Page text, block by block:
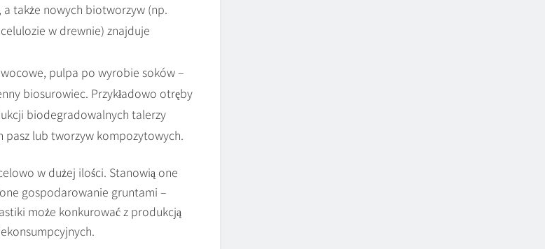
także nowych biotworzyw (np.
w drewnie) znajduje
pulpa po wyrobie soków –
biosurowiec. Przykładowo otręby
biodegradowalnych talerzy
pasz lub tworzyw kompozytowych.
w dużej ilości. Stanowią one
gospodarowanie gruntami –
może konkurować z produkcją